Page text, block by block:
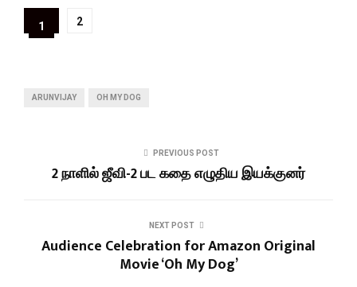
1 2
ARUNVIJAY OH MY DOG
PREVIOUS POST
2 நாளில் ஜீவி-2 பட கதை எழுதிய இயக்குனர்
NEXT POST
Audience Celebration for Amazon Original
Movie ‘Oh My Dog’